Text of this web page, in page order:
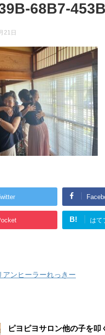
68B7-
21日
B! はて
アンヒーラーれっきー
ピヨピヨサロン他の子を